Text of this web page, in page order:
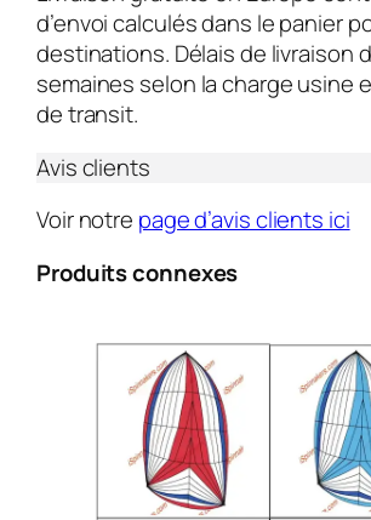
d’envoi calculés dans le panier
destinations. Délais de livraison
semaines selon la charge usine
de transit.
Avis clients
Voir notre page d’avis clients ici
Produits connexes